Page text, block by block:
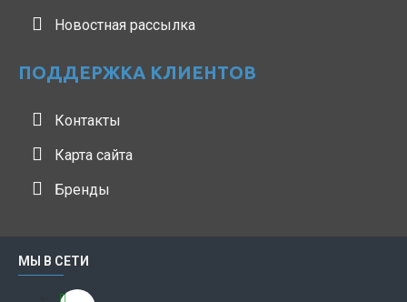
Новостная рассылка
ПОДДЕРЖКА КЛИЕНТОВ
Контакты
Карта сайта
Бренды
МЫ В СЕТИ